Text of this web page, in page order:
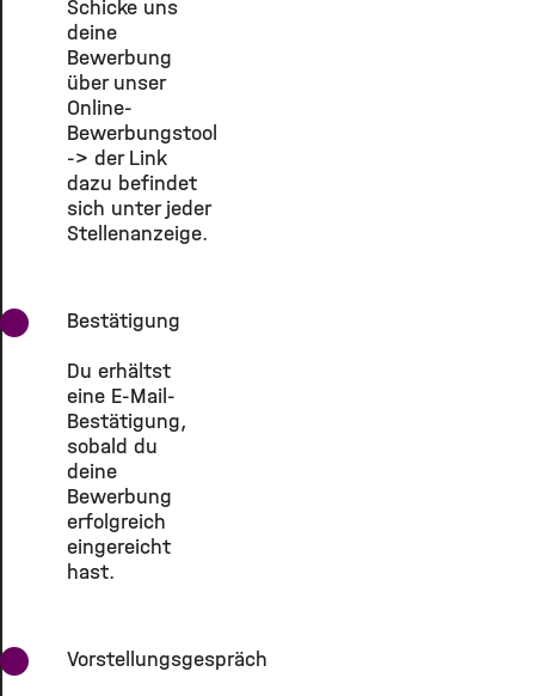
Schicke uns
deine
Bewerbung
über unser
Online-
Bewerbungstool
-> der Link
dazu befindet
sich unter jeder
Stellenanzeige.
Bestätigung
Du erhältst
eine E-Mail-
Bestätigung,
sobald du
deine
Bewerbung
erfolgreich
eingereicht
hast.
Vorstellungsgespräch